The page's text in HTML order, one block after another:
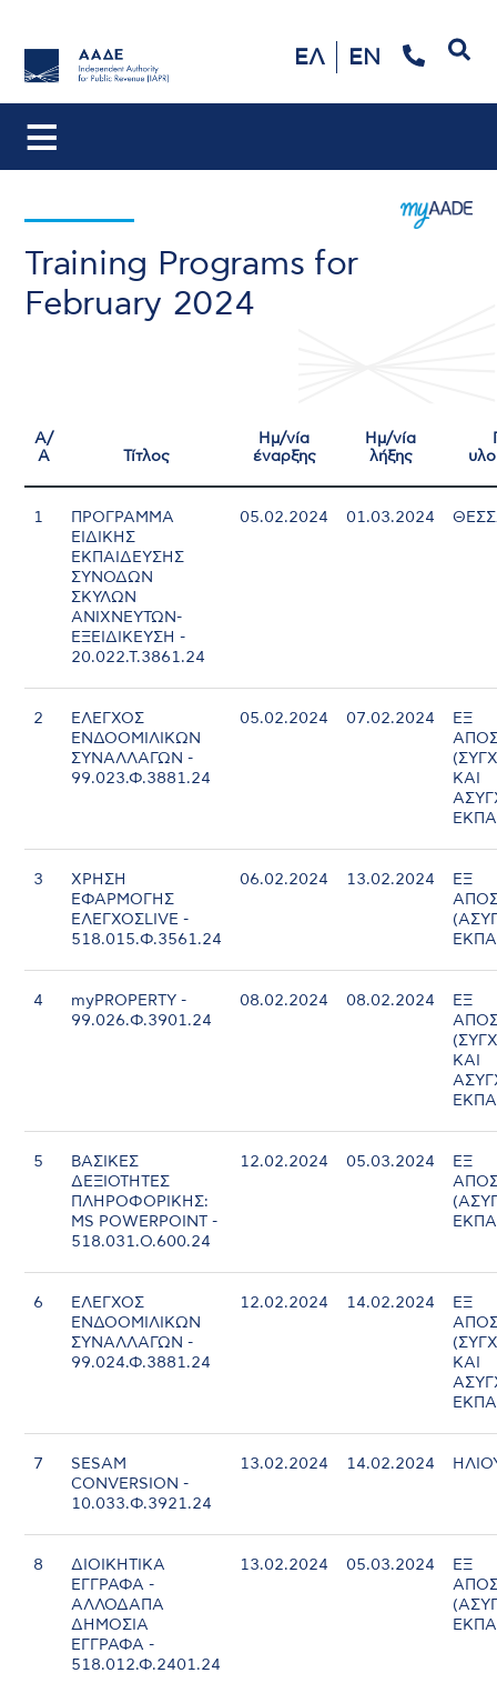
ΕΛ EN
Training Programs for
February 2024
Α/
Α
Τίτλος
Ημ/νία
έναρξης
Ημ/νία
λήξης
1
ΠΡΟΓΡΑΜΜΑ
ΕΙΔΙΚΗΣ
ΕΚΠΑΙΔΕΥΣΗΣ
ΣΥΝΟΔΩΝ
ΣΚΥΛΩΝ
ΑΝΙΧΝΕΥΤΩΝ-
ΕΞΕΙΔΙΚΕΥΣΗ -
20.022.Τ.3861.24
05.02.2024 01.03.2024
2
ΕΛΕΓΧΟΣ
ΕΝΔΟΟΜΙΛΙΚΩΝ
ΣΥΝΑΛΛΑΓΩΝ -
99.023.Φ.3881.24
05.02.2024 07.02.2024
ΕΞ
ΚΑΙ
3
ΧΡΗΣΗ
ΕΦΑΡΜΟΓΗΣ
ΕΛΕΓΧΟΣLIVE -
518.015.Φ.3561.24
06.02.2024 13.02.2024
ΕΞ
4
myPROPERTY -
99.026.Φ.3901.24
08.02.2024 08.02.2024
ΕΞ
ΚΑΙ
5
ΒΑΣΙΚΕΣ
ΔΕΞΙΟΤΗΤΕΣ
ΠΛΗΡΟΦΟΡΙΚΗΣ:
MS POWERPOINT -
518.031.Ο.600.24
12.02.2024 05.03.2024
ΕΞ
6
ΕΛΕΓΧΟΣ
ΕΝΔΟΟΜΙΛΙΚΩΝ
ΣΥΝΑΛΛΑΓΩΝ -
99.024.Φ.3881.24
12.02.2024 14.02.2024
ΕΞ
ΚΑΙ
7
SESAM
CONVERSION -
10.033.Φ.3921.24
13.02.2024 14.02.2024
8
ΔΙΟΙΚΗΤΙΚΑ
ΕΓΓΡΑΦΑ -
ΑΛΛΟΔΑΠΑ
ΔΗΜΟΣΙΑ
ΕΓΓΡΑΦΑ -
518.012.Φ.2401.24
13.02.2024 05.03.2024
ΕΞ